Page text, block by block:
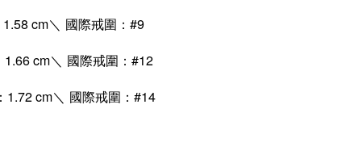
cm＼
國際戒圍：#9
1.66 cm＼
國際戒圍：#12
1.72 cm＼ 國際戒圍：#14